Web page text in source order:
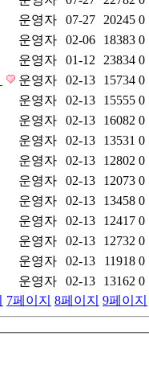
운영자 07-27 20245 0
운영자 02-06 18383 0
운영자 01-12 23834 0
운영자 02-13 15734 0
운영자 02-13 15555 0
운영자 02-13 16082 0
운영자 02-13 13531 0
운영자 02-13 12802 0
운영자 02-13 12073 0
운영자 02-13 13458 0
운영자 02-13 12417 0
운영자 02-13 12732 0
운영자 02-13 11918 0
운영자 02-13 13162 0
7페이지 8페이지 9페이지